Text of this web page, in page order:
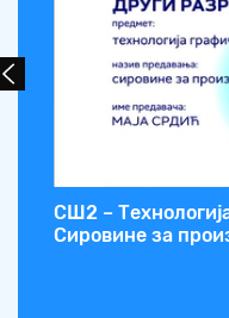
СШ2 –
Сировине за